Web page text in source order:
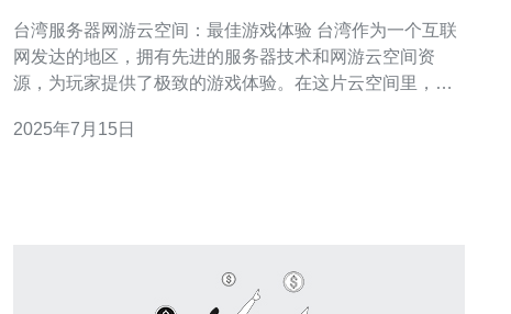
台湾服务器网游云空间：最佳游戏体验 台湾作为一个互联
网发达的地区，拥有先进的服务器技术和网游云空间资
源，为玩家提供了极致的游戏体验。在这片云空间里，玩
效果。 台湾服务器以其稳定的性能和高速的网络连接著
2025年7月15日